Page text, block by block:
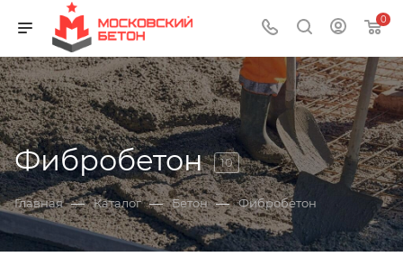
0
Фибробетон 10
Главная — Каталог — Бетон — Фибробетон